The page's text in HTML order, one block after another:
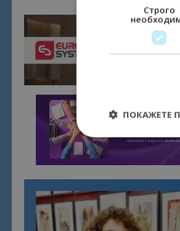
Строго
ПОКАЖЕТЕ
управление на
Име